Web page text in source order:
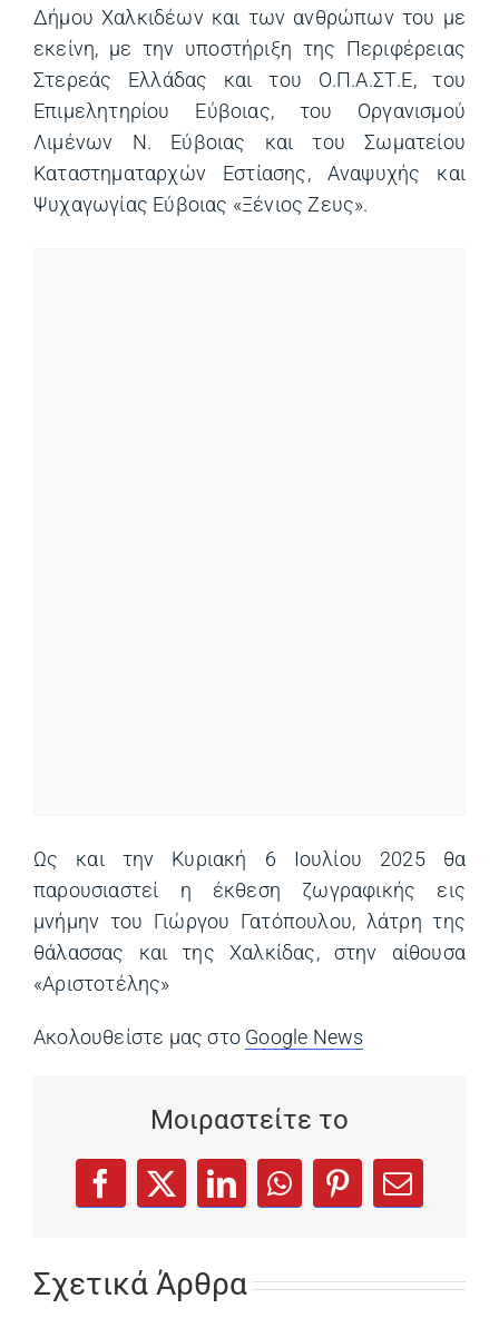
Δήμου Χαλκιδέων και των ανθρώπων του με
εκείνη, με την υποστήριξη της Περιφέρειας
Στερεάς Ελλάδας και του Ο.Π.Α.ΣΤ.Ε, του
Επιμελητηρίου Εύβοιας, του Οργανισμού
Λιμένων Ν. Εύβοιας και του Σωματείου
Καταστηματαρχών Εστίασης, Αναψυχής και
Ψυχαγωγίας Εύβοιας «Ξένιος Ζευς».
Ως και την Κυριακή 6 Ιουλίου 2025 θα
παρουσιαστεί η έκθεση ζωγραφικής εις
μνήμην του Γιώργου Γατόπουλου, λάτρη της
θάλασσας και της Χαλκίδας, στην αίθουσα
«Αριστοτέλης»
Ακολουθείστε μας στο Google News
Μοιραστείτε το
Facebook
(opens in a new tab)
X
(opens in a new tab)
LinkedIn
(opens in a new tab)
WhatsApp
(opens in a new tab)
Pinterest
(opens in a
Email
Σχετικά Άρθρα